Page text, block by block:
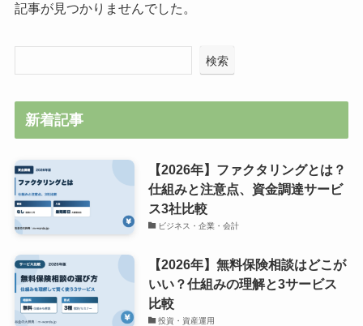
記事が見つかりませんでした。
検索
新着記事
【2026年】ファクタリングとは？
仕組みと注意点、資金調達サービ
ス3社比較
ビジネス・企業・会計
【2026年】無料保険相談はどこが
いい？仕組みの理解と3サービス
比較
投資・資産運用